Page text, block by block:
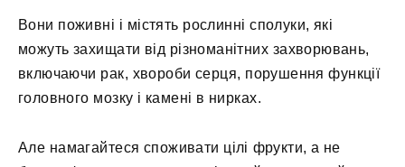
Вони поживні і містять рослинні сполуки, які
можуть захищати від різноманітних захворювань,
включаючи рак, хвороби серця, порушення функції
головного мозку і камені в нирках.
Але намагайтеся споживати цілі фрукти, а не